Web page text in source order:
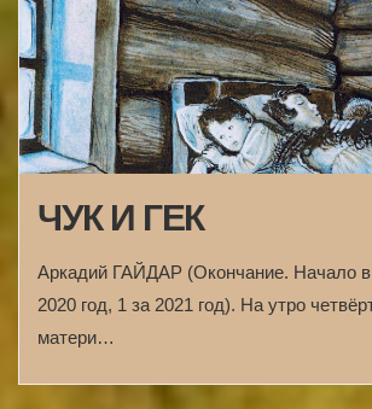
ЧУК И ГЕК
Аркадий ГАЙДАР (Окончание. Начало
2020 год, 1 за 2021 год). На утро
матери…